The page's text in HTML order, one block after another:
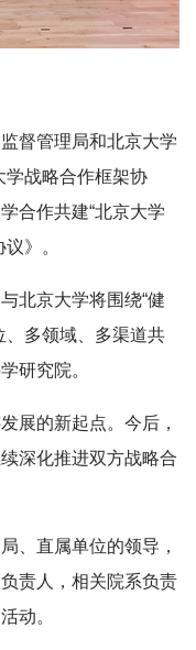
督管理局和北京大学
学战略合作框架协
合作共建“北京大学
》。
北京大学将围绕“健
、多领域、多渠道共
研究院。
展的新起点。今后，
深化推进双方战略合
、直属单位的领导，
责人，相关院系负责
动。